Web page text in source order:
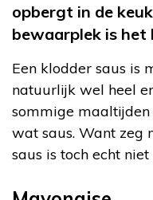
opbergt in de
bewaarplek is het
Een klodder saus is
natuurlijk wel heel
sommige
wat saus. Want zeg
saus is toch echt